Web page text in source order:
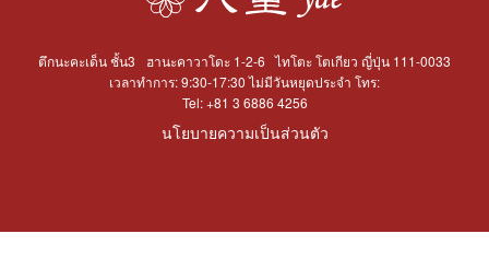
ตึกนะคะเด็น ชั้น3 ฮานะคาวาโดะ 1-2-6 ไทโตะ โตเกียว ญี่ปุ่น 111-0033
เวลาทำการ: 9:30-17:30 ไม่มีวันหยุดประจำ โทร:
Tel:+81 3 6886 4256
นโยบายความเป็นส่วนตัว